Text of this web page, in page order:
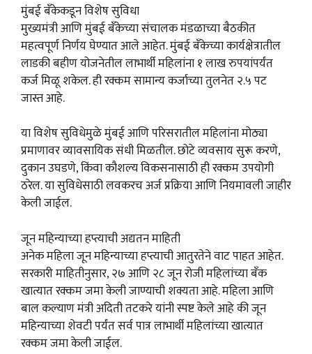
मुंबई बँकेकडून विशेष सुविधा
मुख्यमंत्री आणि मुंबई बँकेच्या संचालक मंडळाच्या बैठकीत
महत्वपूर्ण निर्णय घेण्यात आले आहेत. मुंबई बँकेच्या कार्यक्षेत्रातील
लाडकी बहीण योजनेतील लाभार्थी महिलांना १ लाख रुपयांपर्यंत
कर्ज मिळू शकेल. ही रक्कम सामान्य कर्जाच्या तुलनेत २.५ पट
जास्त आहे.
या विशेष सुविधेमुळे मुंबई आणि परिसरातील महिलांना मोठ्या
प्रमाणावर व्यावसायिक संधी मिळतील. छोटे व्यवसाय सुरू करणे,
दुकान उघडणे, किंवा कौशल्य विकसनासाठी ही रक्कम उपयोगी
ठरेल. या सुविधेसाठी लवकरच अर्ज प्रक्रिया आणि नियमावली जाहीर
केली जाईल.
जून महिन्याच्या हप्त्याची अद्यतन माहिती
अनेक महिला जून महिन्याच्या हप्त्याची आतुरतेने वाट पाहत आहेत.
सरकारी माहितीनुसार, २७ आणि २८ जून रोजी महिलांच्या बँक
खात्यात रक्कम जमा केली जाण्याची शक्यता आहे. महिला आणि
बाल कल्याण मंत्री अदिती तटकरे यांनी स्पष्ट केले आहे की जून
महिन्याच्या शेवटी पर्यंत सर्व पात्र लाभार्थी महिलांच्या खात्यात
रक्कम जमा केली जाईल.